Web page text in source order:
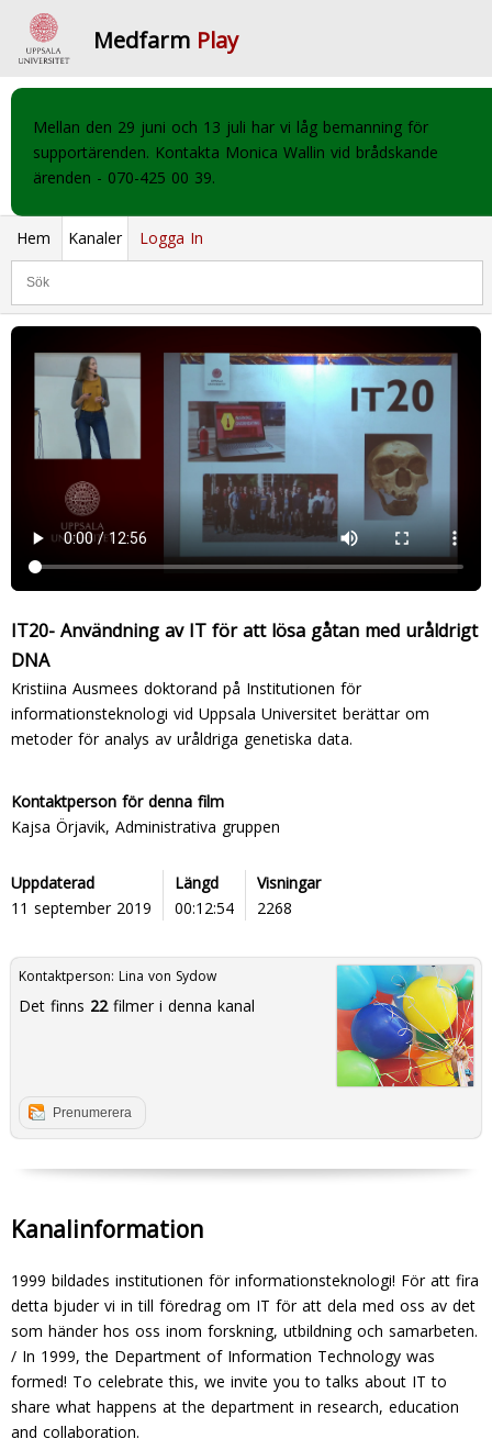
Medfarm Play
Mellan den 29 juni och 13 juli har vi låg bemanning för
supportärenden. Kontakta Monica Wallin vid brådskande
ärenden - 070-425 00 39.
Hem Kanaler Logga In
IT20- Användning av IT för att lösa gåtan med uråldrigt
DNA
Kristiina Ausmees doktorand på Institutionen för
informationsteknologi vid Uppsala Universitet berättar om
metoder för analys av uråldriga genetiska data.
Kontaktperson för denna film
Kajsa Örjavik, Administrativa gruppen
Uppdaterad
11 september 2019
Längd
00:12:54
Visningar
2268
Kontaktperson: Lina von Sydow
Det finns 22filmer i denna kanal
Prenumerera
Kanalinformation
1999 bildades institutionen för informationsteknologi! För att fira
detta bjuder vi in till föredrag om IT för att dela med oss av det
som händer hos oss inom forskning, utbildning och samarbeten.
/ In 1999, the Department of Information Technology was
formed! To celebrate this, we invite you to talks about IT to
share what happens at the department in research, education
and collaboration.